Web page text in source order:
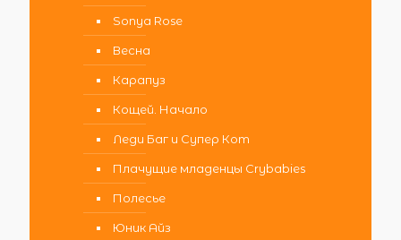
Sonya Rose
Весна
Карапуз
Кощей. Начало
Леди Баг и Супер Кот
Плачущие младенцы Crybabies
Полесье
Юник Айз